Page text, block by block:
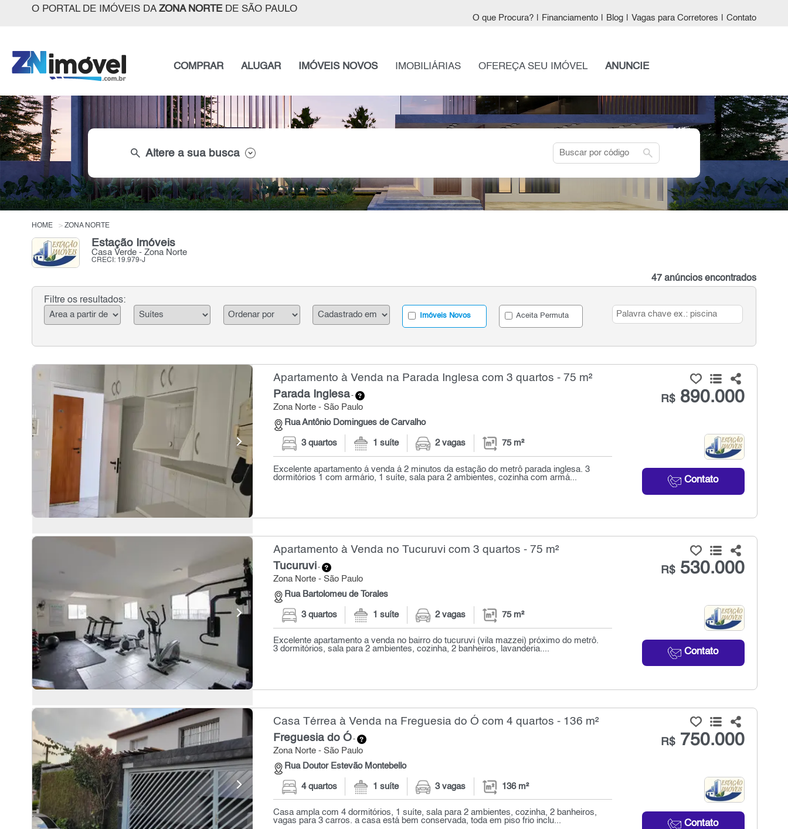
O PORTAL DE IMÓVEIS DA ZONA NORTEDE SÃO PAULO
O que Procura? Financiamento Blog Vagas para Corretores Contato
COMPRAR ALUGAR IMÓVEIS NOVOS IMOBILIÁRIAS OFEREÇA SEU IMÓVEL ANUNCIE
search Altere a sua busca search
HOME ZONA NORTE
Estação Imóveis
Casa Verde - Zona Norte
CRECI: 19.979-J
47 anúncios encontrados
Filtre os resultados:
Imóveis Novos Aceita Permuta
Apartamento à Venda na Parada Inglesa com 3 quartos - 75 m²
Parada Inglesa-
Zona Norte - São Paulo
Rua Antônio Domingues de Carvalho
R$890.000
Contato
3 quartos 1 suíte 2 vagas 75 m²
Excelente apartamento á venda á 2 minutos da estação do metrô parada inglesa. 3
dormitórios 1 com armário, 1 suíte, sala para 2 ambientes, cozinha com armá...
Apartamento à Venda no Tucuruvi com 3 quartos - 75 m²
Tucuruvi-
Zona Norte - São Paulo
Rua Bartolomeu de Torales
R$530.000
Contato
3 quartos 1 suíte 2 vagas 75 m²
Excelente apartamento a venda no bairro do tucuruvi (vila mazzei) próximo do metrô.
3 dormitórios, sala para 2 ambientes, cozinha, 2 banheiros, lavanderia....
Casa Térrea à Venda na Freguesia do Ó com 4 quartos - 136 m²
Freguesia do Ó-
Zona Norte - São Paulo
Rua Doutor Estevão Montebello
R$750.000
Contato
4 quartos 1 suíte 3 vagas 136 m²
Casa ampla com 4 dormitórios, 1 suíte, sala para 2 ambientes, cozinha, 2 banheiros,
vagas para 3 carros. a casa está bem conservada, toda em piso frio inclu...